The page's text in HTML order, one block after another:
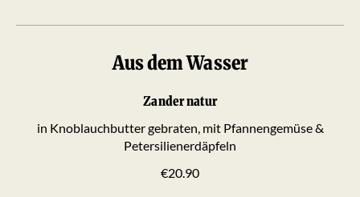
Aus dem Wasser
Zander natur
in Knoblauchbutter gebraten, mit Pfannengemüse &
Petersilienerdäpfeln
€20.90